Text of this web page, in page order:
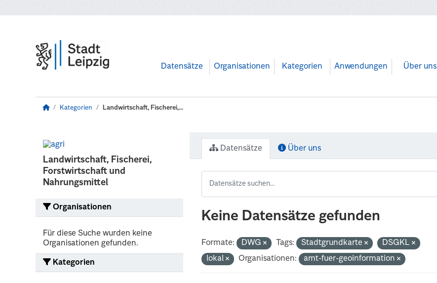
Datensätze Organisationen Kategorien Anwendungen Über uns
Kategorien Landwirtschaft, Fischerei,...
Landwirtschaft, Fischerei,
Forstwirtschaft und
Nahrungsmittel
Organisationen
Für diese Suche wurden keine
Organisationen gefunden.
Kategorien
Datensätze Über uns
Keine Datensätze gefunden
Formate: DWG Tags: Stadtgrundkarte
DSGKL
lokal
Organisationen: amt-fuer-geoinformation